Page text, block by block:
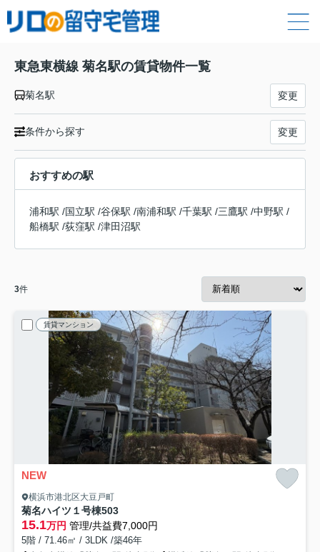
東急東横線 菊名駅の賃貸物件一覧
菊名駅 変更
条件から探す 変更
おすすめの駅
浦和駅 /国立駅 /谷保駅 /南浦和駅 /千葉駅 /三鷹駅 /中野駅 /
船橋駅 /荻窪駅 /津田沼駅
3件
賃貸マンション
NEW
横浜市港北区大豆戸町
菊名ハイツ１号棟503
15.1万円 管理/共益費7,000円
5階 / 71.46㎡ / 3LDK /築46年